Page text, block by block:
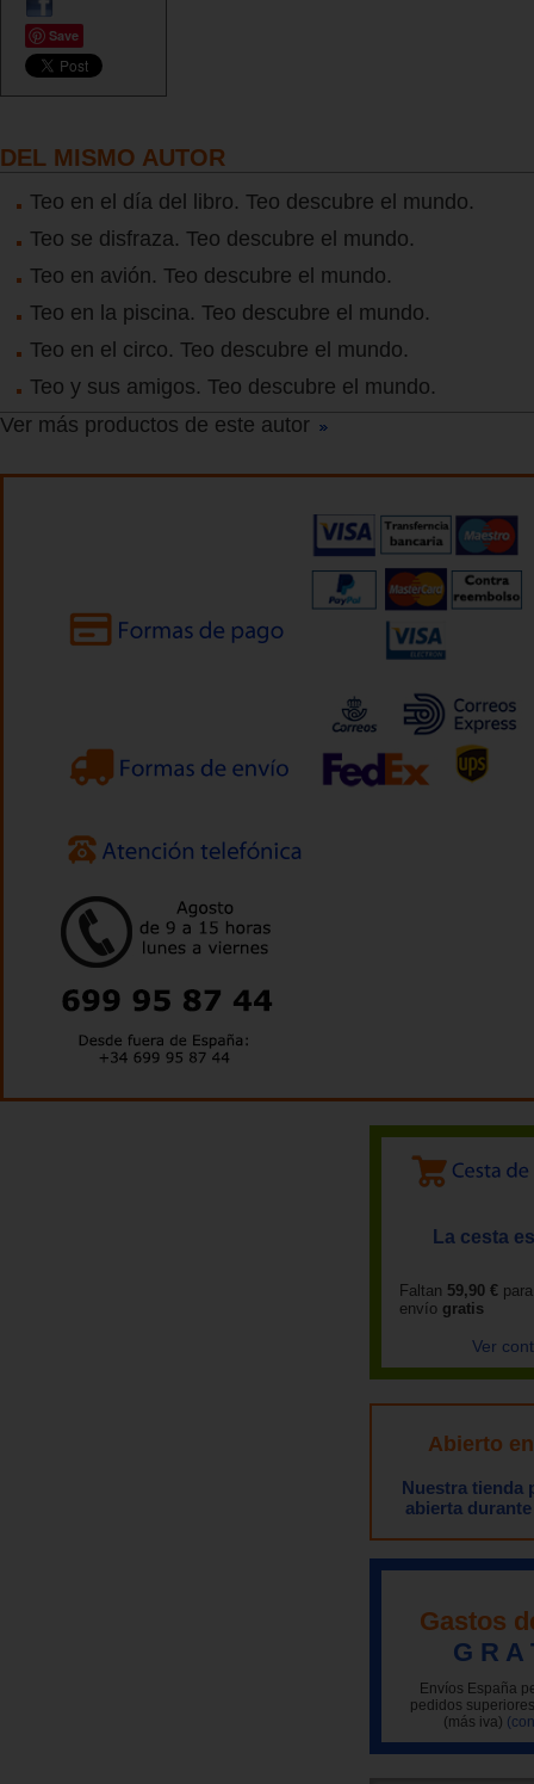
Save
DEL MISMO AUTOR
Teo en el día del libro. Teo descubre el mundo.
Teo se disfraza. Teo descubre el mundo.
Teo en avión. Teo descubre el mundo.
Teo en la piscina. Teo descubre el mundo.
Teo en el circo. Teo descubre el mundo.
Teo y sus amigos. Teo descubre el mundo.
Ver más productos de este autor
La cesta
Faltan 59,90 €
envío gratis
Ver
Abierto
Nuestra tienda
abierta
Gastos
G R A
Envíos España
pedidos
(más iva)